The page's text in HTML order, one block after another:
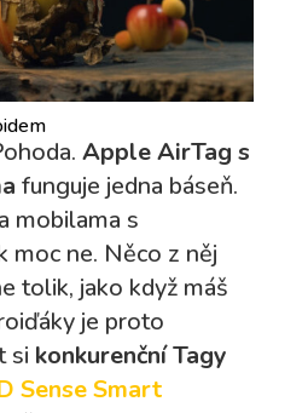
Apple AirTag s
funguje jedna báseň.
mobilama s
moc ne. Něco z něj
tolik, jako když máš
je proto
si konkurenční Tagy
Sense Smart